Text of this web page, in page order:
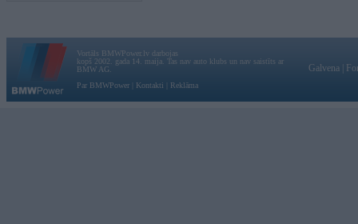
Vortāls BMWPower.lv darbojas
kopš 2002. gada 14. maija. Tas nav auto klubs un nav saistīts ar
BMW AG.
Par BMWPower
Kontakti Reklāma
Galvena